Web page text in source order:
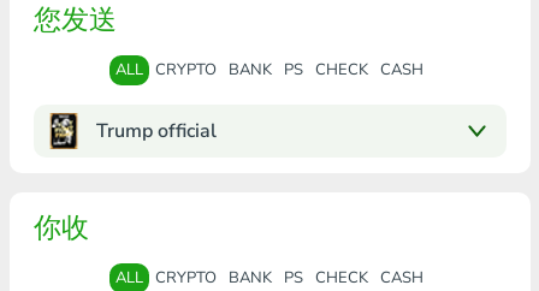
您发送
ALL CRYPTO BANK PS CHECK CASH
Trump official
你收
ALL CRYPTO BANK PS CHECK CASH